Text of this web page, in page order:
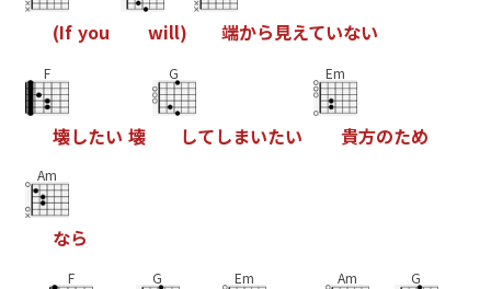
(If you will) 端から見えていない
F
壊したい 壊
G
してしまいたい
Em
貴方のため
Am
なら
F G Em Am G